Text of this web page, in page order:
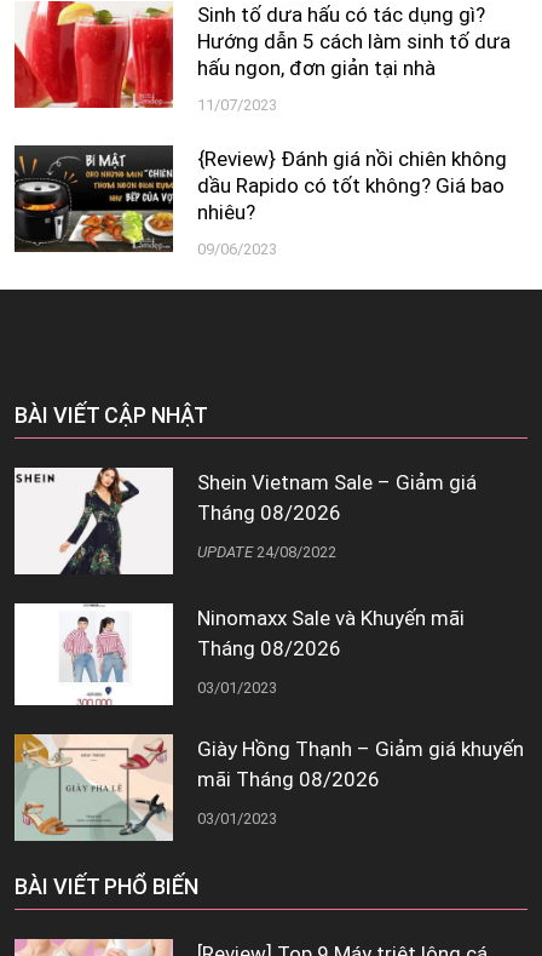
Sinh tố dưa hấu có tác dụng gì?
Hướng dẫn 5 cách làm sinh tố dưa
hấu ngon, đơn giản tại nhà
11/07/2023
{Review} Đánh giá nồi chiên không
dầu Rapido có tốt không? Giá bao
nhiêu?
09/06/2023
BÀI VIẾT CẬP NHẬT
Shein Vietnam Sale – Giảm giá
Tháng 08/2026
UPDATE 24/08/2022
Ninomaxx Sale và Khuyến mãi
Tháng 08/2026
03/01/2023
Giày Hồng Thạnh – Giảm giá khuyến
mãi Tháng 08/2026
03/01/2023
BÀI VIẾT PHỔ BIẾN